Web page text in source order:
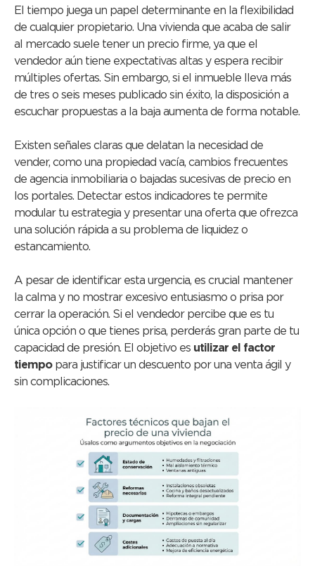
El tiempo juega un papel determinante en la flexibilidad
de cualquier propietario. Una vivienda que acaba de salir
al mercado suele tener un precio firme, ya que el
vendedor aún tiene expectativas altas y espera recibir
múltiples ofertas. Sin embargo, si el inmueble lleva más
de tres o seis meses publicado sin éxito, la disposición a
escuchar propuestas a la baja aumenta de forma notable.
Existen señales claras que delatan la necesidad de
vender, como una propiedad vacía, cambios frecuentes
de agencia inmobiliaria o bajadas sucesivas de precio en
los portales. Detectar estos indicadores te permite
modular tu estrategia y presentar una oferta que ofrezca
una solución rápida a su problema de liquidez o
estancamiento.
A pesar de identificar esta urgencia, es crucial mantener
la calma y no mostrar excesivo entusiasmo o prisa por
cerrar la operación. Si el vendedor percibe que es tu
única opción o que tienes prisa, perderás gran parte de tu
capacidad de presión. El objetivo es utilizar el factor
tiempopara justificar un descuento por una venta ágil y
sin complicaciones.